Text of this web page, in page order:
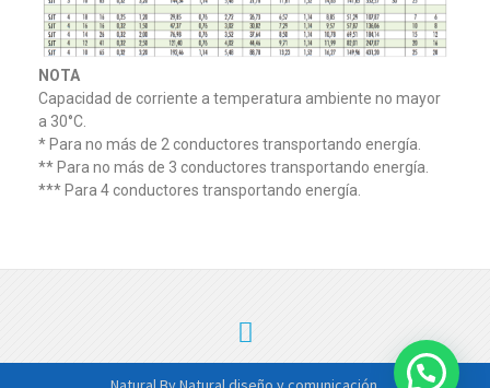
NOTA
Capacidad de corriente a temperatura ambiente no mayor
a 30°C.
* Para no más de 2 conductores transportando energía.
** Para no más de 3 conductores transportando energía.
*** Para 4 conductores transportando energía.